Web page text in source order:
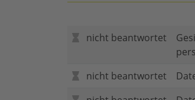
nicht beantwortet
nicht beantwortet